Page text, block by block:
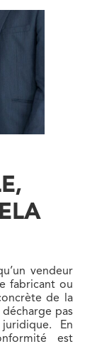
vendeur
fabricant ou
de la
pas
En
est